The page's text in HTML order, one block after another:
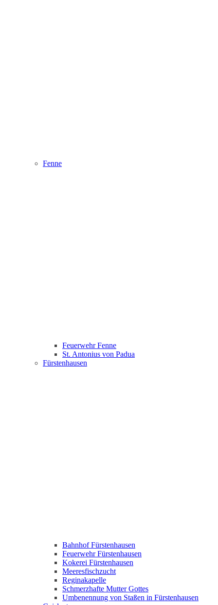
Fenne
Feuerwehr Fenne
St. Antonius von Padua
Fürstenhausen
Bahnhof Fürstenhausen
Feuerwehr Fürstenhausen
Kokerei Fürstenhausen
Meeresfischzucht
Reginakapelle
Schmerzhafte Mutter Gottes
Umbenennung von Staßen in Fürstenhausen